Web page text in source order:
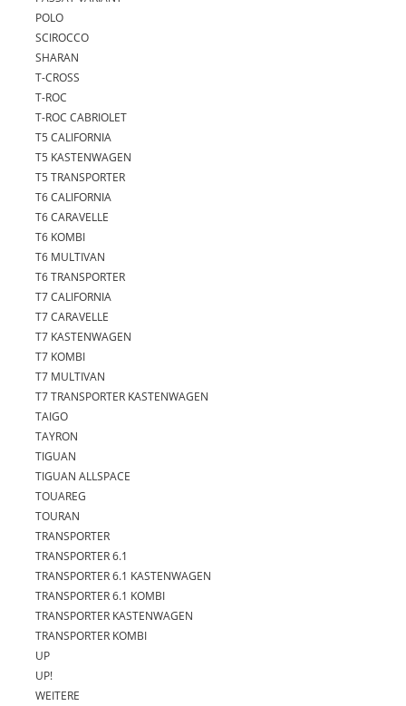
POLO
SCIROCCO
SHARAN
T-CROSS
T-ROC
T-ROC CABRIOLET
T5 CALIFORNIA
T5 KASTENWAGEN
T5 TRANSPORTER
T6 CALIFORNIA
T6 CARAVELLE
T6 KOMBI
T6 MULTIVAN
T6 TRANSPORTER
T7 CALIFORNIA
T7 CARAVELLE
T7 KASTENWAGEN
T7 KOMBI
T7 MULTIVAN
T7 TRANSPORTER KASTENWAGEN
TAIGO
TAYRON
TIGUAN
TIGUAN ALLSPACE
TOUAREG
TOURAN
TRANSPORTER
TRANSPORTER 6.1
TRANSPORTER 6.1 KASTENWAGEN
TRANSPORTER 6.1 KOMBI
TRANSPORTER KASTENWAGEN
TRANSPORTER KOMBI
UP
UP!
WEITERE